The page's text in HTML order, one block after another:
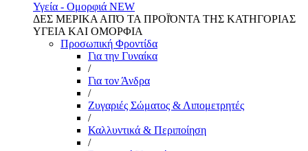
Υγεία - Ομορφιά NEW
ΔΕΣ ΜΕΡΙΚΑ ΑΠΌ ΤΑ ΠΡΟΪΌΝΤΑ ΤΗΣ ΚΑΤΗΓΟΡΙΑΣ
ΥΓΕΙΑ ΚΑΙ ΟΜΟΡΦΙΑ
Προσωπική Φροντίδα
Για την Γυναίκα
/
Για τον Άνδρα
/
Ζυγαριές Σώματος & Λιπομετρητές
/
Καλλυντικά & Περιποίηση
/